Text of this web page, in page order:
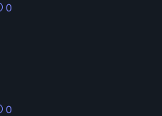
0
0